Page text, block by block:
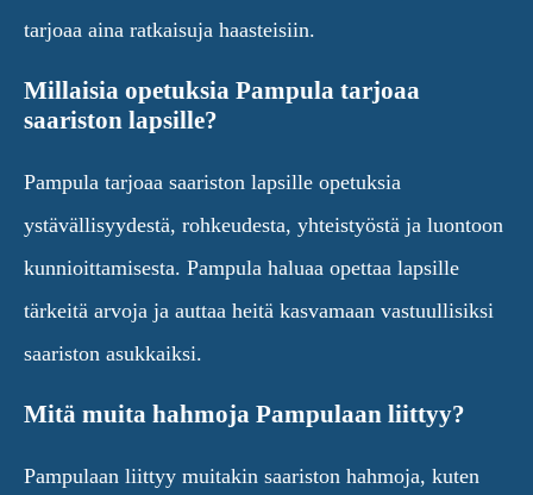
tarjoaa aina ratkaisuja haasteisiin.
Millaisia opetuksia Pampula tarjoaa
saariston lapsille?
Pampula tarjoaa saariston lapsille opetuksia
ystävällisyydestä, rohkeudesta, yhteistyöstä ja luontoon
kunnioittamisesta. Pampula haluaa opettaa lapsille
tärkeitä arvoja ja auttaa heitä kasvamaan vastuullisiksi
saariston asukkaiksi.
Mitä muita hahmoja Pampulaan liittyy?
Pampulaan liittyy muitakin saariston hahmoja, kuten